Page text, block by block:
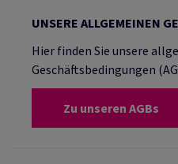
UNSERE ALLGEMEINEN
Hier finden Sie unsere
Geschäftsbedingungen
Zu unseren AGBs